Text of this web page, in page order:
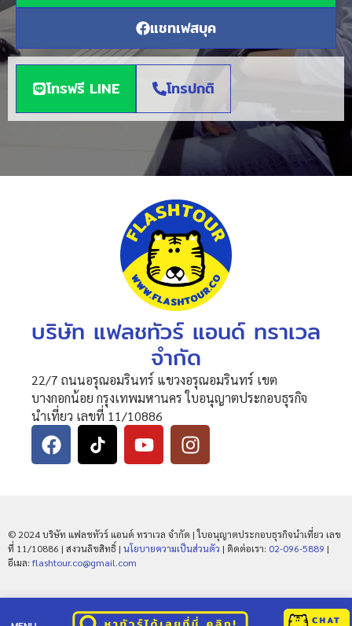
แชทเฟสบุค
โทรฟรี LINE โทรปกติ
บริษัท แฟลชทัวร์ แอนด์ ทราเวล
จำกัด
22/7 ถนนอรุณอมรินทร์ แขวงอรุณอมรินทร์ เขต
บางกอกน้อย กรุงเทพมหานคร ใบอนุญาตประกอบธุรกิจ
นำเที่ยว เลขที่ 11/10886
© 2024 บริษัท แฟลชทัวร์ แอนด์ ทราเวล จำกัด | ใบอนุญาตประกอบธุรกิจนำเที่ยว เลข
ที่ 11/10886 | สงวนลิขสิทธิ์ | นโยบายความเป็นส่วนตัว | ติดต่อเรา: 02-096-5889 |
อีเมล: flashtour.co@gmail.com